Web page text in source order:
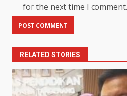
for the next time I comment.
RELATED STORIES